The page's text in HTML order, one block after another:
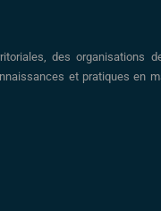
des organisations
et pratiques en